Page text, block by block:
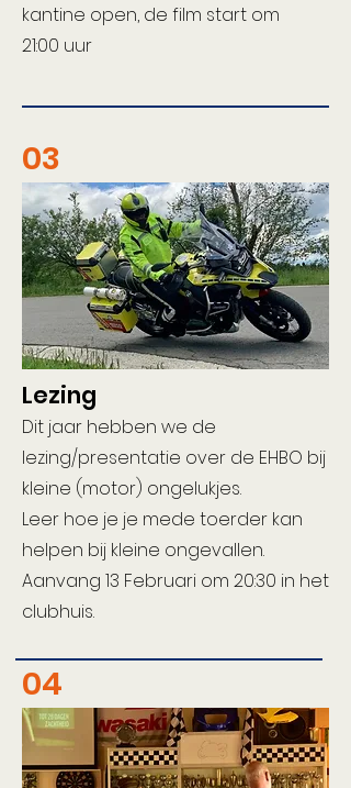
kantine open, de film start om
21:00 uur
03
Lezing
Dit jaar hebben we de
lezing/presentatie over de EHBO bij
kleine (motor) ongelukjes.
Leer hoe je je mede toerder kan
helpen bij kleine ongevallen.
Aanvang 13 Februari om 20:30 in het
clubhuis.
04